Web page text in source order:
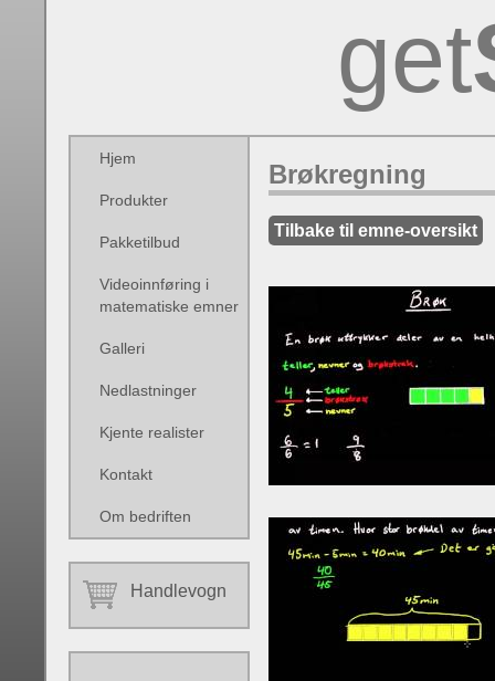
get
Brøkregning
Tilbake til emne-oversikt
Hjem
Produkter
Pakketilbud
Videoinnføring i
matematiske emner
Galleri
Nedlastninger
Kjente realister
Kontakt
Om bedriften
Handlevogn